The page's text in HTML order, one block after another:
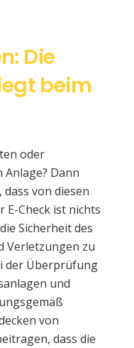
Die
beim
oder
Dann
von diesen
Check ist nichts
Sicherheit des
Verletzungen zu
der Überprüfung
und
von
dass die